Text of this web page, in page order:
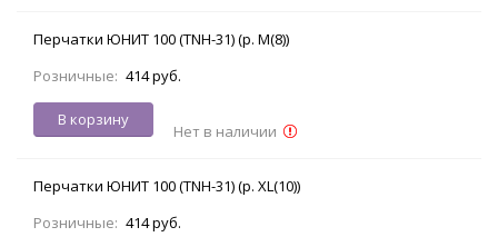
Перчатки ЮНИТ 100 (TNH-31) (р. M(8))
Розничные: 414 руб.
В корзину
Нет в наличии
Перчатки ЮНИТ 100 (TNH-31) (р. XL(10))
Розничные: 414 руб.